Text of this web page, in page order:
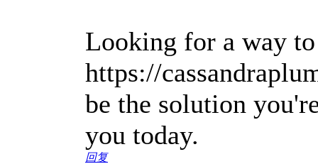
Looking for a way
https://
be the solution
you today.
回复